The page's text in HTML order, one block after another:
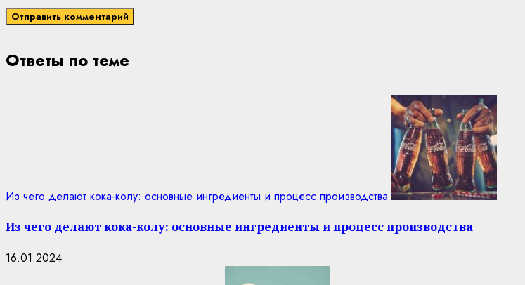
Ответы по теме
Из чего делают кока-колу: основные ингредиенты и процесс производства
Из чего делают кока-колу: основные ингредиенты и процесс производства
16.01.2024